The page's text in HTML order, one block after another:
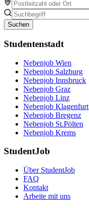
Suchen
Studentenstadt
Nebenjob Wien
Nebenjob Salzburg
Nebenjob Innsbruck
Nebenjob Graz
Nebenjob Linz
Nebenjob Klagenfurt
Nebenjob Bregenz
Nebenjob St.Pölten
Nebenjob Krems
StudentJob
Über StudentJob
FAQ
Kontakt
Arbeite mit uns